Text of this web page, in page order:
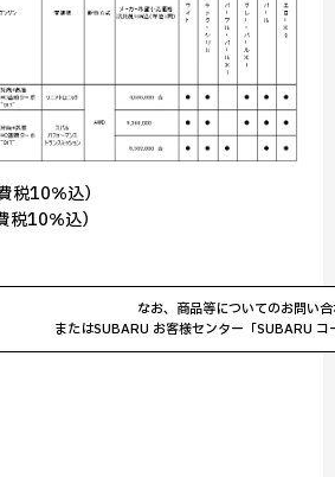
10％込）
10％込）
なお、商品等についてのお問い
またはSUBARU お客様センター「SUBARU